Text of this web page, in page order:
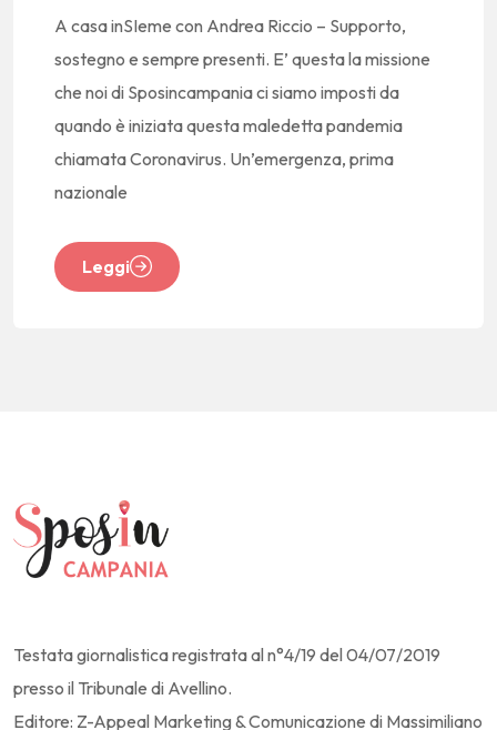
A casa inSIeme con Andrea Riccio – Supporto,
sostegno e sempre presenti. E’ questa la missione
che noi di Sposincampania ci siamo imposti da
quando è iniziata questa maledetta pandemia
chiamata Coronavirus. Un’emergenza, prima
nazionale
Leggi
Testata giornalistica registrata al n°4/19 del 04/07/2019
presso il Tribunale di Avellino.
Editore: Z-Appeal Marketing & Comunicazione di Massimiliano